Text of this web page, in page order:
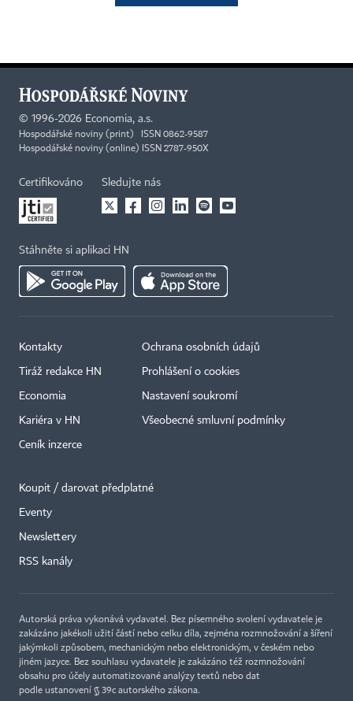
© 1996-2026 Economia, a.s.
Hospodářské noviny (print) ISSN 0862-9587
Hospodářské noviny (online) ISSN 2787-950X
Certifikováno Sledujte nás
Stáhněte si aplikaci HN
Kontakty
Tiráž redakce HN
Economia
Kariéra v HN
Ceník inzerce
Ochrana osobních údajů
Prohlášení o cookies
Nastavení soukromí
Všeobecné smluvní podmínky
Koupit / darovat předplatné
Eventy
Newslettery
RSS kanály
Autorská práva vykonává vydavatel. Bez písemného svolení vydavatele je
zakázáno jakékoli užití částí nebo celku díla, zejména rozmnožování a šíření
jakýmkoli způsobem, mechanickým nebo elektronickým, v českém nebo
jiném jazyce. Bez souhlasu vydavatele je zakázáno též rozmnožování
obsahu pro účely automatizované analýzy textů nebo dat
podle ustanovení § 39c autorského zákona.